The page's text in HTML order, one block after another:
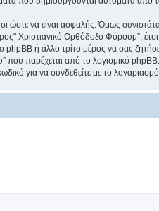
ώστε να είναι ασφαλής. Όμως
Χριστιανικό Ορθόδοξο Φόρουμ”,
ή άλλο τρίτο μέρος να σας
που παρέχεται από το λογισμικό
για να συνδεθείτε με το